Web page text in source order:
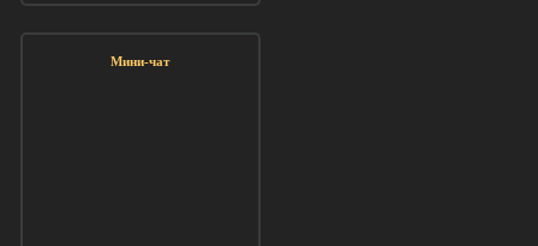
Мини-чат